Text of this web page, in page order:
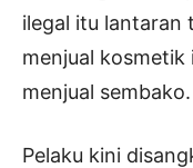
ilegal itu lantaran
menjual kosmetik
menjual sembako.
Pelaku kini